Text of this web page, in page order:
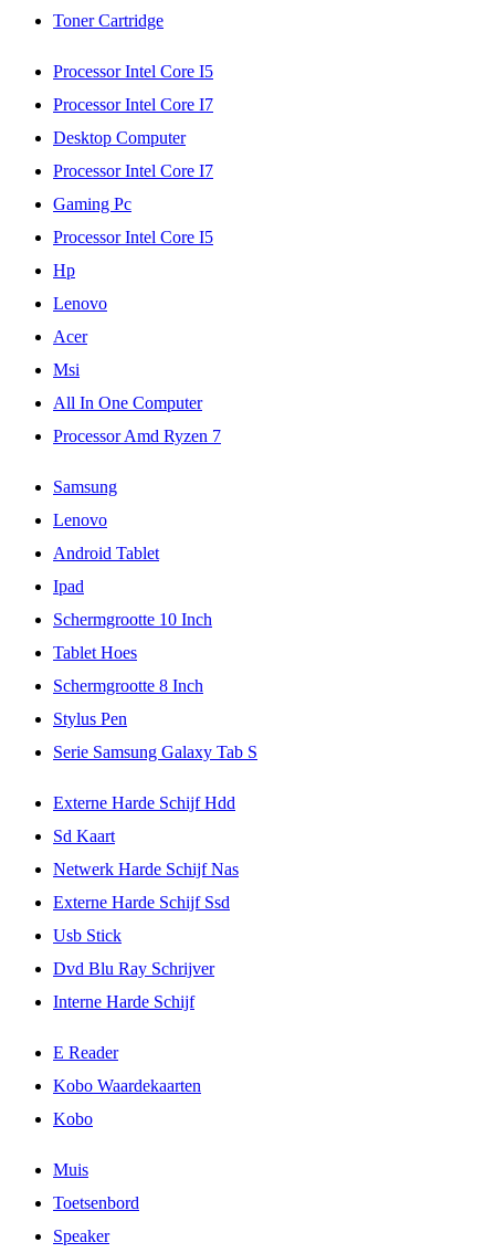
Toner Cartridge
Processor Intel Core I5
Processor Intel Core I7
Desktop Computer
Processor Intel Core I7
Gaming Pc
Processor Intel Core I5
Hp
Lenovo
Acer
Msi
All In One Computer
Processor Amd Ryzen 7
Samsung
Lenovo
Android Tablet
Ipad
Schermgrootte 10 Inch
Tablet Hoes
Schermgrootte 8 Inch
Stylus Pen
Serie Samsung Galaxy Tab S
Externe Harde Schijf Hdd
Sd Kaart
Netwerk Harde Schijf Nas
Externe Harde Schijf Ssd
Usb Stick
Dvd Blu Ray Schrijver
Interne Harde Schijf
E Reader
Kobo Waardekaarten
Kobo
Muis
Toetsenbord
Speaker